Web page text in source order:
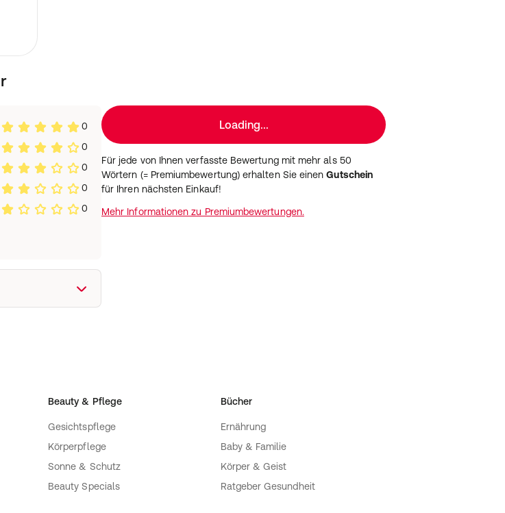
0
0
0
0
0
Loading...
Für jede von Ihnen verfasste Bewertung mit mehr als 50
Wörtern (= Premiumbewertung) erhalten Sie einenGutschein
für Ihren nächsten Einkauf!
Mehr Informationen zu Premiumbewertungen.
Beauty & Pflege
Gesichtspflege
Körperpflege
Sonne & Schutz
Beauty Specials
Bücher
Ernährung
Baby & Familie
Körper & Geist
Ratgeber Gesundheit